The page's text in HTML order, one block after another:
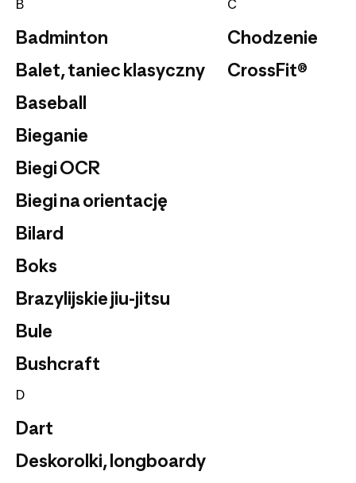
B
Badminton
Balet, taniec klasyczny
Baseball
Bieganie
Biegi OCR
Biegi na orientację
Bilard
Boks
Brazylijskie jiu-jitsu
Bule
Bushcraft
C
Chodzenie
CrossFit®
D
Dart
Deskorolki, longboardy